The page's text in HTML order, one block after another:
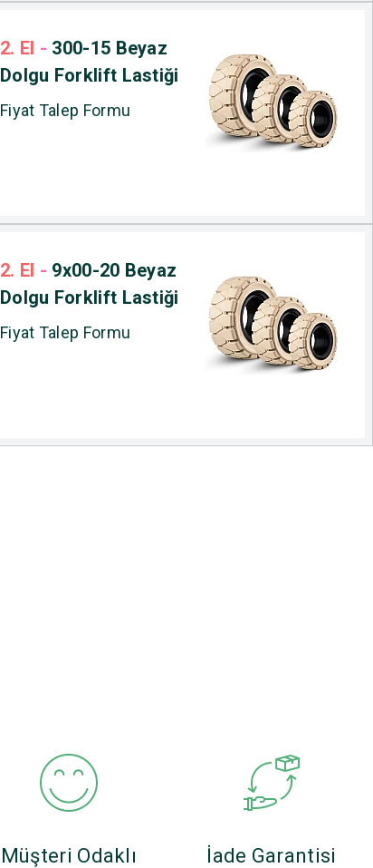
2. El - 300-15 Beyaz
Dolgu Forklift Lastiği
Fiyat Talep Formu
2. El - 9x00-20 Beyaz
Dolgu Forklift Lastiği
Fiyat Talep Formu
Müşteri Odaklı İade Garantisi